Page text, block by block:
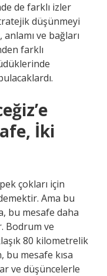
de farklı izler
düşünmeyi
ve bağları
farklı
İki
çokları için
Ama bu
bu mesafe daha
Bodrum ve
80 kilometrelik
bu mesafe kısa
ve düşüncelerle